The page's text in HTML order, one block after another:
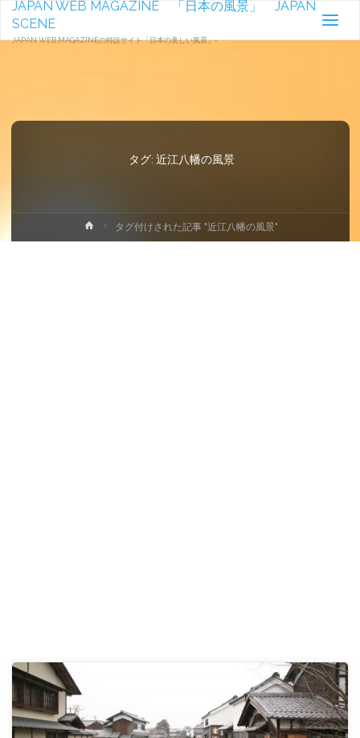
JAPAN WEB MAGAZINE 「日本の風景」 JAPAN
SCENE
JAPAN WEB MAGAZINEの特設サイト「日本の美しい風景」-
タグ: 近江八幡の風景
ホ
ー
タグ付けされた記事 "近江八幡の風景"